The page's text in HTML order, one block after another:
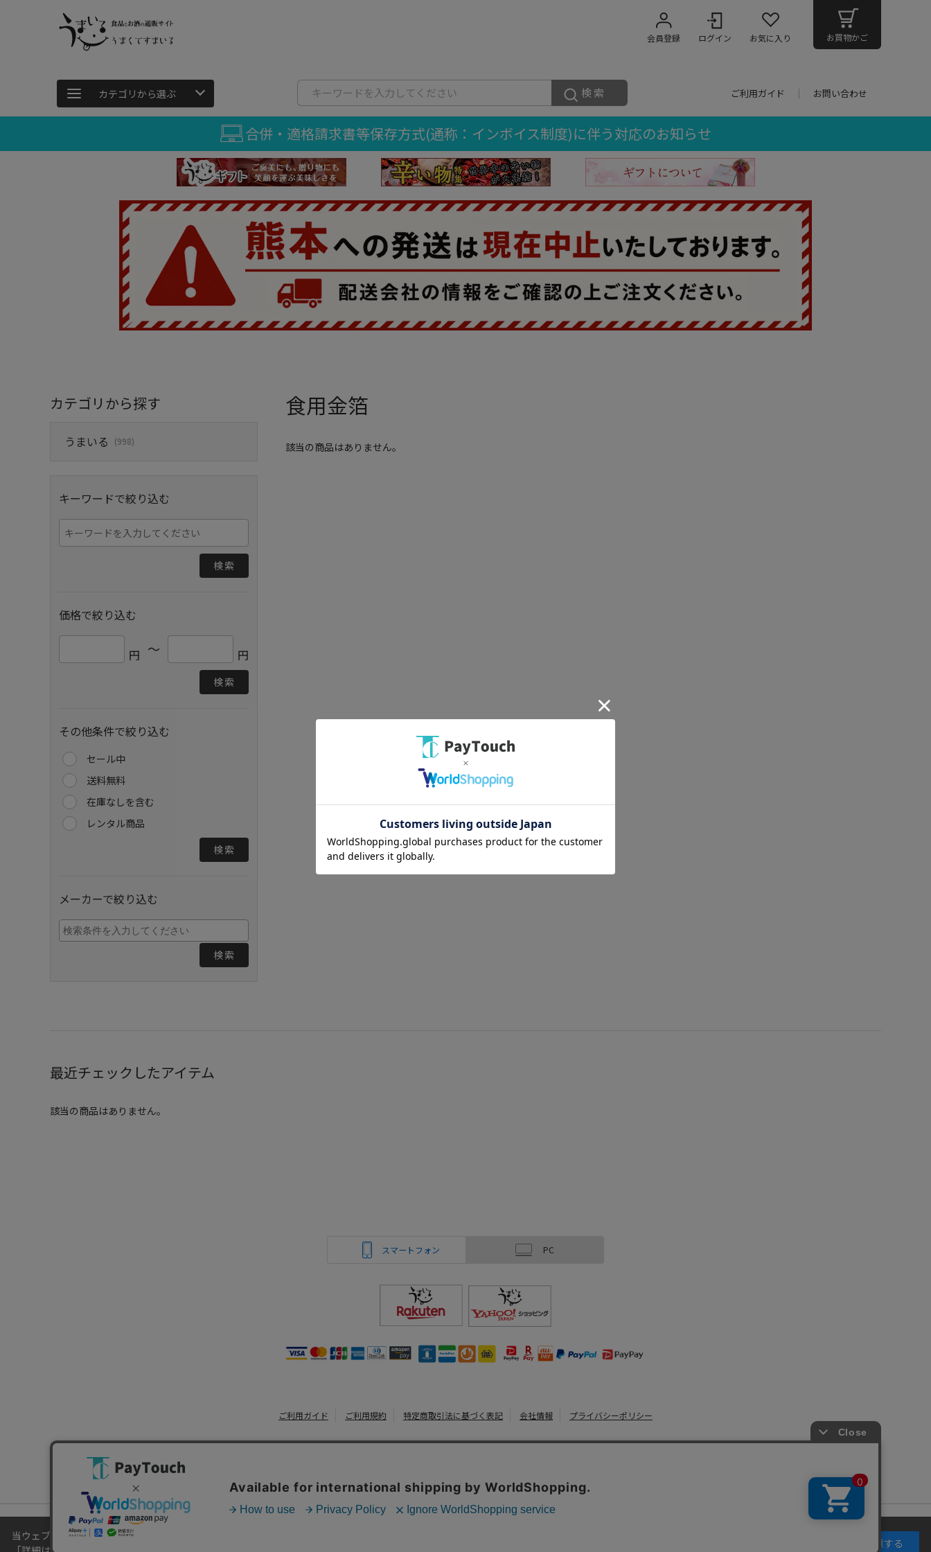
会員登録 ログイン お気に入り お買物かご
カテゴリから選ぶ 検索 ご利用ガイド お問い合わせ
合併・適格請求書等保存方式(通称：インボイス制度)に伴う対応のお知らせ
カテゴリから探す
うまいる (998)
キーワードで絞り込む
検索
価格で絞り込む
円 ～ 円
検索
その他条件で絞り込む
セール中
送料無料
在庫なしを含む
レンタル商品
検索
メーカーで絞り込む
検索
食用金箔
該当の商品はありません。
最近チェックしたアイテム
該当の商品はありません。
スマートフォン PC
ご利用ガイド ご利用規約 特定商取引法に基づく表記 会社情報 プライバシーポリシー
うまいる
当ウェブサイトでは、お客様により良いサービスをご提供するため、クッキーを利用しています。サイト利用を継続することにより、クッキーの使用に同意するものとします。詳細については
同意する